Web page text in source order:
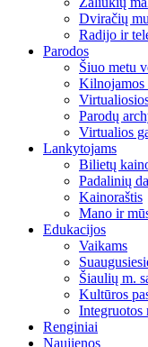
Dviračių
Radijo ir
Parodos
Šiuo metu
Kilnojamos
Parodų
Virtualios
Lankytojams
Bilietų
Padalinių
Kainoraštis
Mano ir
Edukacijos
Vaikams
Šiaulių m.
Kultūros
Integruotos
Renginiai
Naujienos